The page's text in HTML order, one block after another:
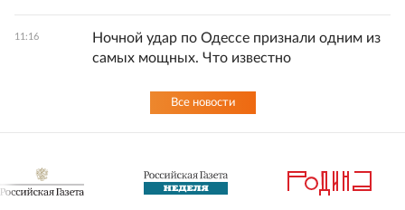
11:16
Ночной удар по Одессе признали одним из
самых мощных. Что известно
Все новости